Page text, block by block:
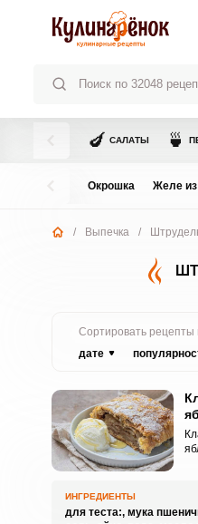
🍆 САЛАТЫ 🍵
Окрошка Желе
/ Выпечка /
Сортировать рецепты
дате
ИНГРЕДИЕНТЫ
для теста:, мука